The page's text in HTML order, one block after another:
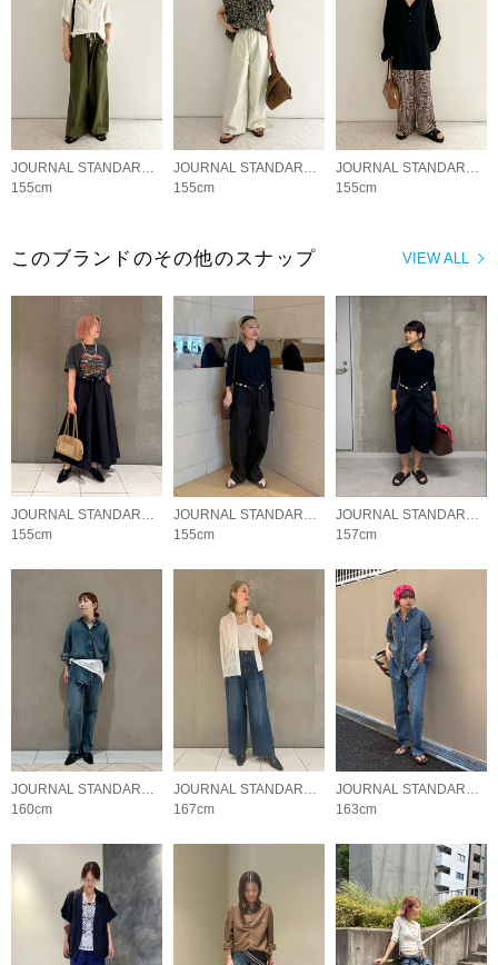
JOURNAL STANDARD LADYS
155cm
JOURNAL STANDARD LADYS
155cm
JOURNAL STANDARD LADYS
155cm
VIEW ALL
このブランドのその他のスナップ
JOURNAL STANDARD LADYS
155cm
JOURNAL STANDARD LADYS
155cm
JOURNAL STANDARD LADYS
157cm
160cm
167cm
163cm